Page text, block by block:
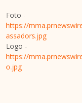
Foto -
https://
assadors.jpg
Logo -
https://
o.jpg